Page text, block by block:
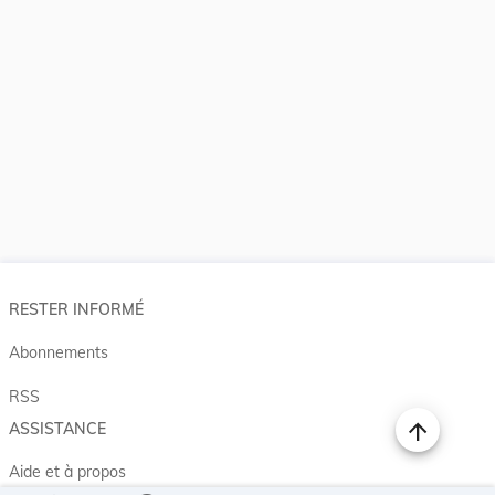
RESTER INFORMÉ
Abonnements
RSS
ASSISTANCE
Aide et à propos